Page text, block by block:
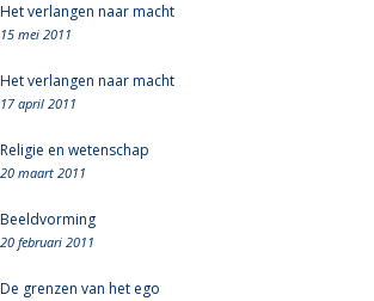
Het verlangen naar macht
15 mei 2011
Het verlangen naar macht
17 april 2011
Religie en wetenschap
20 maart 2011
Beeldvorming
20 februari 2011
De grenzen van het ego